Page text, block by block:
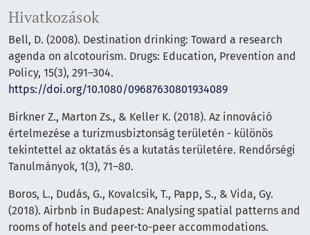
Hivatkozások
Bell, D. (2008). Destination drinking: Toward a research
agenda on alcotourism. Drugs: Education, Prevention and
Policy, 15(3), 291–304.
https://doi.org/10.1080/09687630801934089
Birkner Z., Marton Zs., & Keller K. (2018). Az innováció
értelmezése a turizmusbiztonság területén - különös
tekintettel az oktatás és a kutatás területére. Rendőrségi
Tanulmányok, 1(3), 71–80.
Boros, L., Dudás, G., Kovalcsik, T., Papp, S., & Vida, Gy.
(2018). Airbnb in Budapest: Analysing spatial patterns and
rooms of hotels and peer-to-peer accommodations.